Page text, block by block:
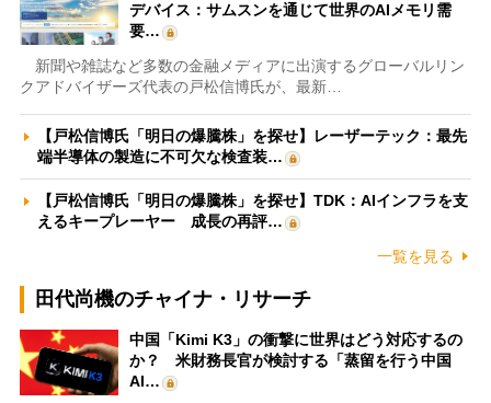
デバイス：サムスンを通じて世界のAIメモリ需
要…
新聞や雑誌など多数の金融メディアに出演するグローバルリン
クアドバイザーズ代表の戸松信博氏が、最新…
【戸松信博氏「明日の爆騰株」を探せ】レーザーテック：最先
端半導体の製造に不可欠な検査装…
【戸松信博氏「明日の爆騰株」を探せ】TDK：AIインフラを支
えるキープレーヤー 成長の再評…
一覧を見る
田代尚機のチャイナ・リサーチ
中国「Kimi K3」の衝撃に世界はどう対応するの
か？ 米財務長官が検討する「蒸留を行う中国
AI…